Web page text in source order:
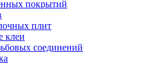
покрытий
плит
клеи
соединений